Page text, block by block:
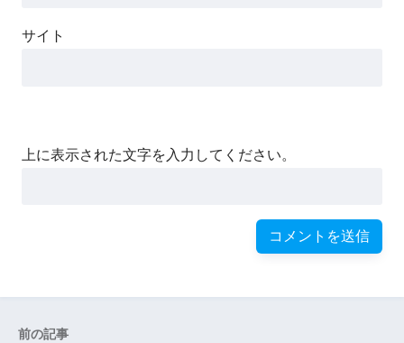
サイト
上に表示された文字を入力してください。
前の記事